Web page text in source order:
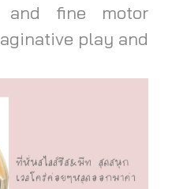
and fine motor
play and